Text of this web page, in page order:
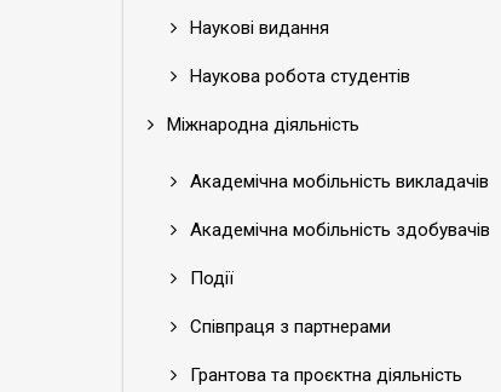
Наукові видання
Наукова робота студентів
Міжнародна діяльність
Академічна мобільність викладачів
Академічна мобільність здобувачів
Події
Співпраця з партнерами
Грантова та проєктна діяльність